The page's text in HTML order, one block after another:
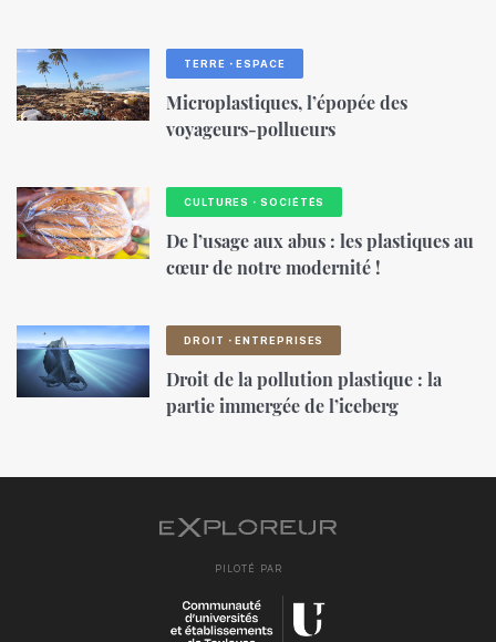
TERRE・ESPACE
Microplastiques, l’épopée des
voyageurs-pollueurs
CULTURES・SOCIÉTÉS
De l’usage aux abus : les plastiques au
cœur de notre modernité !
DROIT・ENTREPRISES
Droit de la pollution plastique : la
partie immergée de l’iceberg
PILOTÉ PAR